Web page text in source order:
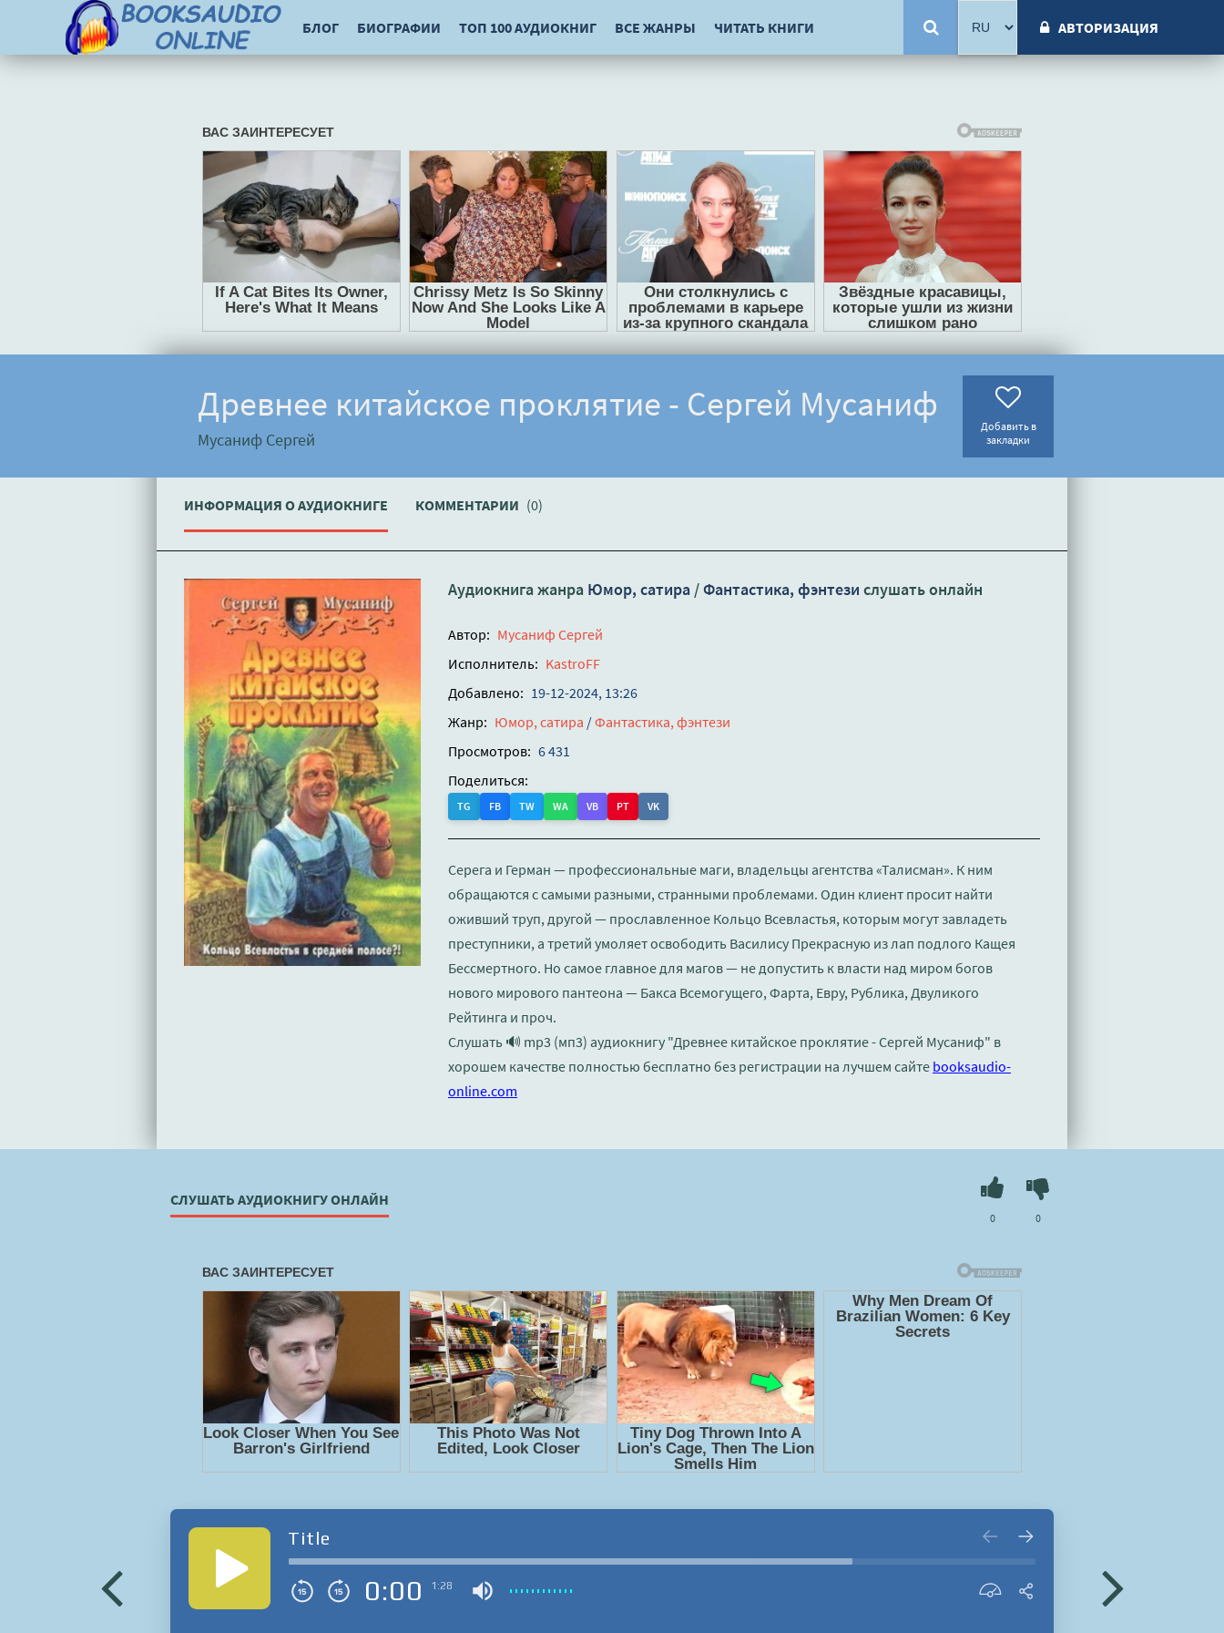
БЛОГ БИОГРАФИИ ТОП 100 АУДИОКНИГ ВСЕ ЖАНРЫ ЧИТАТЬ КНИГИ АВТОРИЗАЦИЯ
Древнее китайское проклятие - Сергей Мусаниф
Мусаниф Сергей
Добавить в
закладки
ИНФОРМАЦИЯ О АУДИОКНИГЕ КОММЕНТАРИИ (0)
Аудиокнига жанра Юмор, сатира /Фантастика, фэнтези слушать онлайн
Автор: Мусаниф Сергей
Исполнитель: KastroFF
Добавлено: 19-12-2024, 13:26
Жанр: Юмор, сатира /Фантастика, фэнтези
Просмотров: 6 431
Поделиться:
TG FB TW WA VB PT VK
Серега и Герман — профессиональные маги, владельцы агентства «Талисман». К ним
обращаются с самыми разными, странными проблемами. Один клиент просит найти
оживший труп, другой — прославленное Кольцо Всевластья, которым могут завладеть
преступники, а третий умоляет освободить Василису Прекрасную из лап подлого Кащея
Бессмертного. Но самое главное для магов — не допустить к власти над миром богов
нового мирового пантеона — Бакса Всемогущего, Фарта, Евру, Рублика, Двуликого
Рейтинга и проч.
Слушать 🔊 mp3 (мп3) аудиокнигу "Древнее китайское проклятие - Сергей Мусаниф" в
хорошем качестве полностью бесплатно без регистрации на лучшем сайте booksaudio-
online.com
СЛУШАТЬ АУДИОКНИГУ ОНЛАЙН
0 0
Title
0:00 1:28